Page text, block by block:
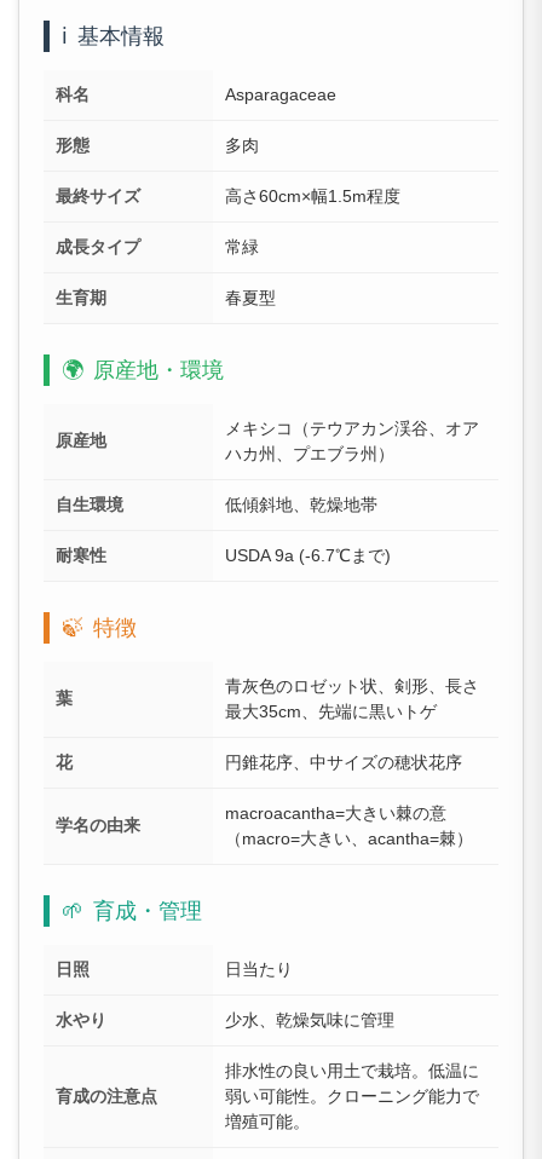
ℹ️ 基本情報
科名 Asparagaceae
形態 多肉
最終サイズ 高さ60cm×幅1.5m程度
成長タイプ 常緑
生育期 春夏型
🌍 原産地・環境
原産地
メキシコ（テウアカン渓谷、オア
ハカ州、プエブラ州）
自生環境 低傾斜地、乾燥地帯
耐寒性 USDA 9a (-6.7℃まで)
🍃 特徴
葉
青灰色のロゼット状、剣形、長さ
最大35cm、先端に黒いトゲ
花 円錐花序、中サイズの穂状花序
学名の由来
macroacantha=大きい棘の意
（macro=大きい、acantha=棘）
🌱 育成・管理
日照 日当たり
水やり 少水、乾燥気味に管理
育成の注意点
排水性の良い用土で栽培。低温に
弱い可能性。クローニング能力で
増殖可能。